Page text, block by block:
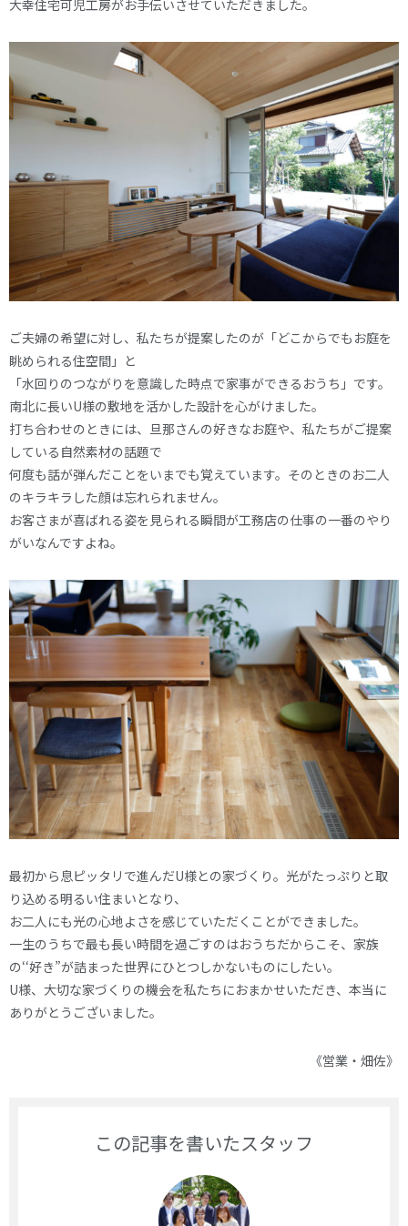
大幸住宅可児工房がお手伝いさせていただきました。
ご夫婦の希望に対し、私たちが提案したのが「どこからでもお庭を
眺められる住空間」と
「水回りのつながりを意識した時点で家事ができるおうち」です。
南北に長いU様の敷地を活かした設計を心がけました。
打ち合わせのときには、旦那さんの好きなお庭や、私たちがご提案
している自然素材の話題で
何度も話が弾んだことをいまでも覚えています。そのときのお二人
のキラキラした顔は忘れられません。
お客さまが喜ばれる姿を見られる瞬間が工務店の仕事の一番のやり
がいなんですよね。
最初から息ピッタリで進んだU様との家づくり。光がたっぷりと取
り込める明るい住まいとなり、
お二人にも光の心地よさを感じていただくことができました。
一生のうちで最も長い時間を過ごすのはおうちだからこそ、家族
の‘‘好き”が詰まった世界にひとつしかないものにしたい。
U様、大切な家づくりの機会を私たちにおまかせいただき、本当に
ありがとうございました。
《営業・畑佐》
この記事を書いたスタッフ